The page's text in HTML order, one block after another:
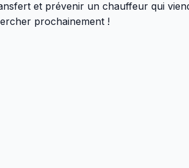
et prévenir un chauffeur qui
prochainement !